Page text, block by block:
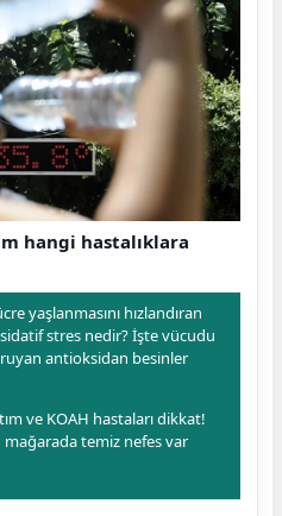
hangi hastalıklara
yaşlanmasını hızlandıran
stres nedir? İşte vücudu
antioksidan besinler
ve KOAH hastaları dikkat!
mağarada temiz nefes var